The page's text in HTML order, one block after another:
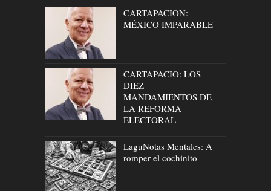
CARTAPACION:
MÉXICO IMPARABLE
CARTAPACIO: LOS
DIEZ
MANDAMIENTOS DE
LA REFORMA
ELECTORAL
LaguNotas Mentales: A
romper el cochinito